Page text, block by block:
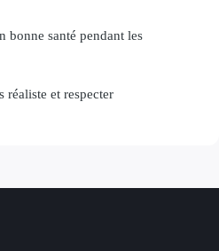
bonne santé pendant les
réaliste et respecter